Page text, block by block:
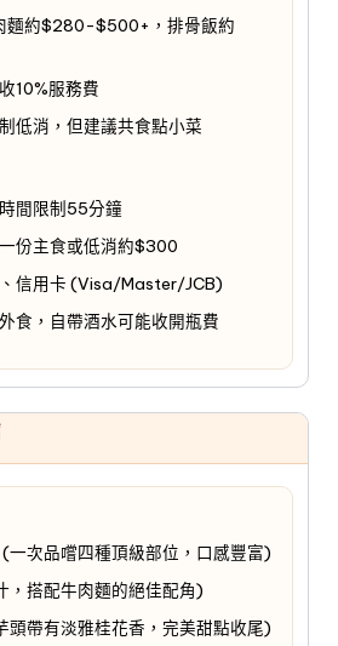
麵約$280-$500+，排骨飯約
10%服務費
低消，但建議共食點小菜
間限制55分鐘
份主食或低消約$300
信用卡 (Visa/Master/JCB)
食，自帶酒水可能收開瓶費
(一次品嚐四種頂級部位，口感豐富)
，搭配牛肉麵的絕佳配角)
頭帶有淡雅桂花香，完美甜點收尾)